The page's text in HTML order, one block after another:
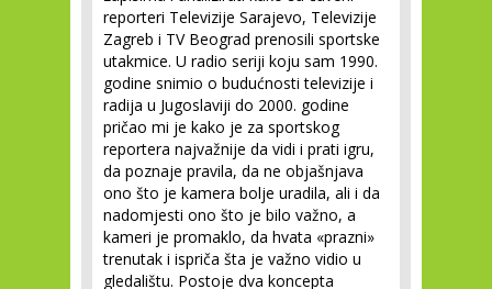
reporteri Televizije Sarajevo, Televizije
Zagreb i TV Beograd prenosili sportske
utakmice. U radio seriji koju sam 1990.
godine snimio o budućnosti televizije i
radija u Jugoslaviji do 2000. godine
pričao mi je kako je za sportskog
reportera najvažnije da vidi i prati igru,
da poznaje pravila, da ne objašnjava
ono što je kamera bolje uradila, ali i da
nadomjesti ono što je bilo važno, a
kameri je promaklo, da hvata «prazni»
trenutak i ispriča šta je važno vidio u
gledalištu. Postoje dva koncepta